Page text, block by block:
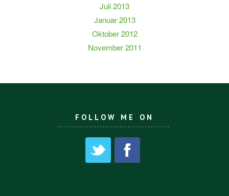
Juli 2013
Januar 2013
Oktober 2012
November 2011
FOLLOW ME ON